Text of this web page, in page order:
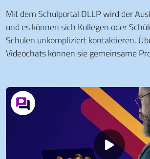
Mit dem Schulportal DLLP wird der
und es können sich Kollegen oder
Schulen unkompliziert kontaktieren.
Videochats können sie gemeinsame